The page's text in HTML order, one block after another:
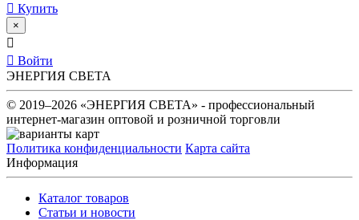
Купить
×
Войти
ЭНЕРГИЯ СВЕТА
© 2019–2026 «ЭНЕРГИЯ СВЕТА» - профессиональный
интернет-магазин оптовой и розничной торговли
Политика конфиденциальности Карта сайта
Информация
Каталог товаров
Статьи и новости